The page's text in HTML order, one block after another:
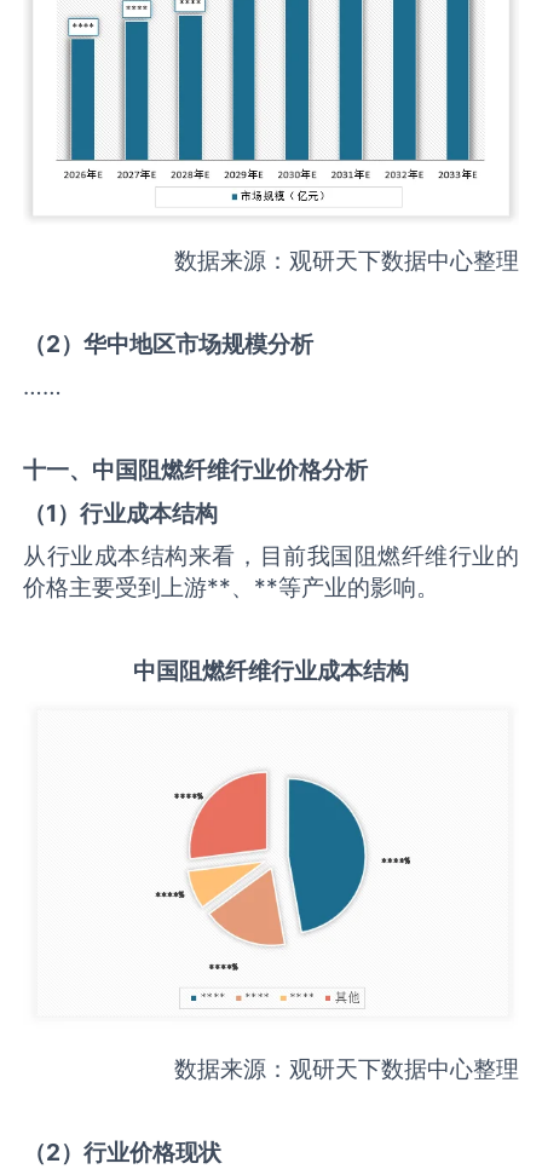
数据来源：观研天下数据中心整理
（2）华中地区市场规模分析
……
十一、中国阻燃纤维行业价格分析
（1）行业成本结构
从行业成本结构来看，目前我国阻燃纤维行业的
价格主要受到上游**、**等产业的影响。
中国阻燃纤维行业成本结构
数据来源：观研天下数据中心整理
（2）行业价格现状